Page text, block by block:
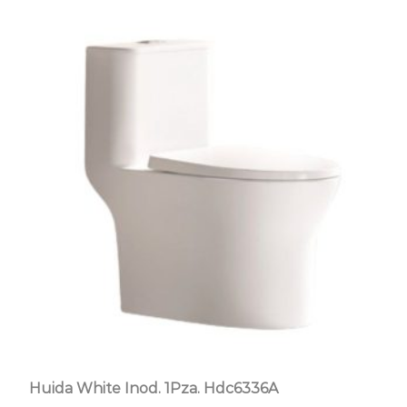
Huida White Inod. 1Pza. Hdc6336A